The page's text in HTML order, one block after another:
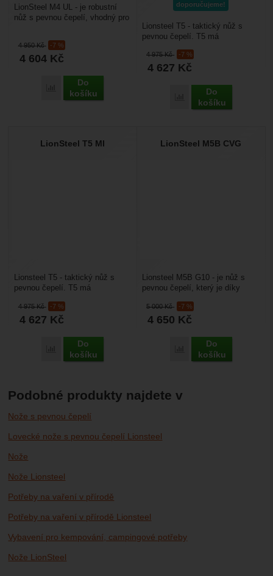
4 950Kč -7 %
4 604 Kč
Porovnat
Do
košíku
LionSteel M4 UL - je robustní
nůž s pevnou čepelí, vhodný pro
Fulltang čepel je...
doporučujeme!
4 975Kč -7 %
4 627 Kč
Porovnat
Do
košíku
Lionsteel T5 - taktický nůž s
pevnou čepelí. T5 má
zároveň nízkou hmotnost,...
LionSteel T5 MI
4 975Kč -7 %
4 627 Kč
Porovnat
Do
košíku
Lionsteel T5 - taktický nůž s
pevnou čepelí. T5 má
zároveň nízkou hmotnost,...
LionSteel M5B CVG
5 000Kč -7 %
4 650 Kč
Porovnat
Do
košíku
Lionsteel M5B G10 - je nůž s
pevnou čepelí, který je díky
většinu outdoorových ...
Podobné produkty najdete v
Nože s pevnou čepelí
Lovecké nože s pevnou čepelí Lionsteel
Nože
Nože Lionsteel
Potřeby na vaření v přírodě
Potřeby na vaření v přírodě Lionsteel
Vybavení pro kempování, campingové potřeby
Nože LionSteel